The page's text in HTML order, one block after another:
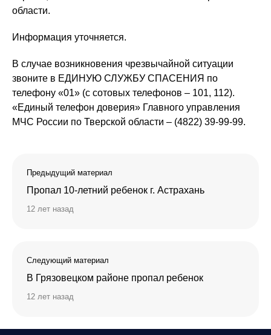
области.
Информация уточняется.
В случае возникновения чрезвычайной ситуации
звоните в ЕДИНУЮ СЛУЖБУ СПАСЕНИЯ по
телефону «01» (с сотовых телефонов – 101, 112).
«Единый телефон доверия» Главного управления
МЧС России по Тверской области – (4822) 39-99-99.
Предыдущий материал
Пропал 10-летний ребенок г. Астрахань
12 лет назад
Следующий материал
В Грязовецком районе пропал ребенок
12 лет назад